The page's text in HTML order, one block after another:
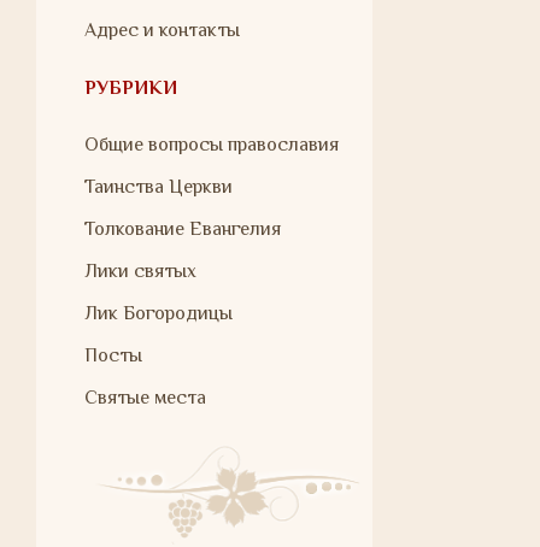
Адрес и контакты
РУБРИКИ
Общие вопросы православия
Таинства Церкви
Толкование Евангелия
Лики святых
Лик Богородицы
Посты
Святые места